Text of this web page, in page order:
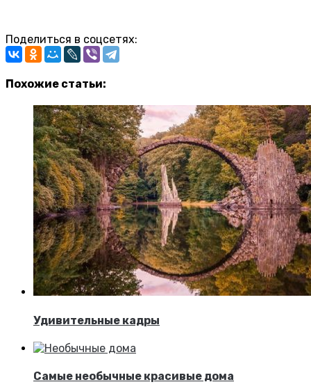
Поделиться в соцсетях:
Похожие статьи:
Удивительные кадры
Самые необычные красивые дома